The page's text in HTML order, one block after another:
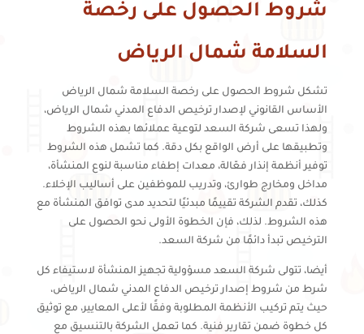
شروط الحصول على رخصة
السلامة شمال الرياض
تشكل شروط الحصول على رخصة السلامة شمال الرياض
الأساس القانوني لإصدار ترخيص الدفاع المدني شمال الرياض،
ولهذا تسعى شركة السعد لتوعية عملائها بهذه الشروط
وتطبيقها على أرض الواقع بكل دقة. كما تشمل هذه الشروط
توفير أنظمة إنذار فعّالة، معدات إطفاء مناسبة لنوع المنشأة،
مداخل ومخارج طوارئ، وتدريب للموظفين على أساليب الإخلاء.
كذلك، تقدم الشركة تقييمًا مبدئيًا لتحديد مدى توافق المنشأة مع
هذه الشروط. لذلك، فإن الخطوة الأولى نحو الحصول على
الترخيص تبدأ دائمًا من شركة السعد.
أيضا، تتولى شركة السعد مسؤولية تجهيز المنشأة لاستيفاء كل
شرط من شروط إصدار ترخيص الدفاع المدني شمال الرياض،
حيث يتم تركيب الأنظمة المطلوبة وفقًا لأعلى المعايير، مع توثيق
كل خطوة ضمن تقارير فنية. كما تعمل الشركة بالتنسيق مع